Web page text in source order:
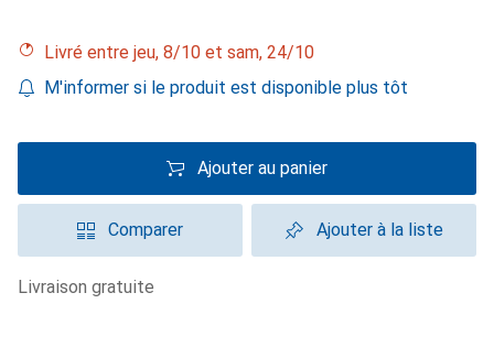
Livré entre jeu, 8/10 et sam, 24/10
M'informer si le produit est disponible plus tôt
Ajouter au panier
Comparer Ajouter à la liste
livraison gratuite